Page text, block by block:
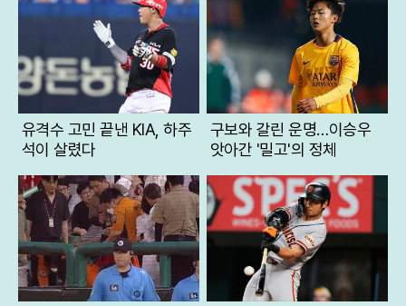
유격수 고민 끝낸 KIA, 하주
석이 살렸다
구보와 갈린 운명…이승우
앗아간 '밀고'의 정체